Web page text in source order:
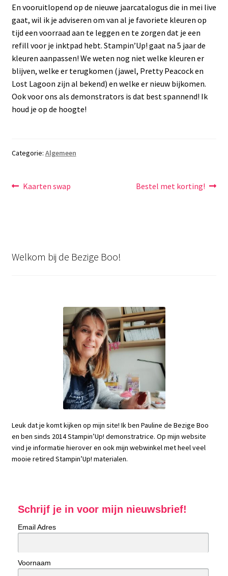
En vooruitlopend op de nieuwe jaarcatalogus die in mei live
gaat, wil ik je adviseren om van al je favoriete kleuren op
tijd een voorraad aan te leggen en te zorgen dat je een
refill voor je inktpad hebt. Stampin’Up! gaat na 5 jaar de
kleuren aanpassen! We weten nog niet welke kleuren er
blijven, welke er terugkomen (jawel, Pretty Peacock en
Lost Lagoon zijn al bekend) en welke er nieuw bijkomen.
Ook voor ons als demonstrators is dat best spannend! Ik
houd je op de hoogte!
Categorie: Algemeen
Bericht
Vorig
Kaarten swap
Volgend
Bestel met korting!
Welkom bij de Bezige Boo!
Leuk dat je komt kijken op mijn site! Ik ben Pauline de Bezige Boo
en ben sinds 2014 Stampin’Up! demonstratrice. Op mijn website
vind je informatie hierover en ook mijn webwinkel met heel veel
mooie retired Stampin’Up! materialen.
Schrijf je in voor mijn nieuwsbrief!
Email Adres
Voornaam